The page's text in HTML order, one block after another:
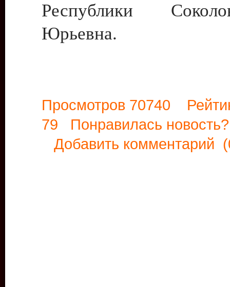
Республики
Юрьевна.
Просмотров 70740
79 Понравилась
Добавить комментарий